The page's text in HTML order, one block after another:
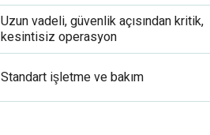
Uzun vadeli, güvenlik açısından kritik,
kesintisiz operasyon
Standart işletme ve bakım